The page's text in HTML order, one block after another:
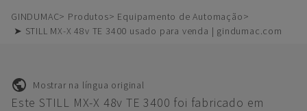
GINDUMAC Produtos
Equipamento de Automação
➤ STILL MX-X 48v TE 3400 usado para venda | gindumac.com
Mostrar na língua original
Este STILL MX-X 48v TE 3400 foi fabricado em